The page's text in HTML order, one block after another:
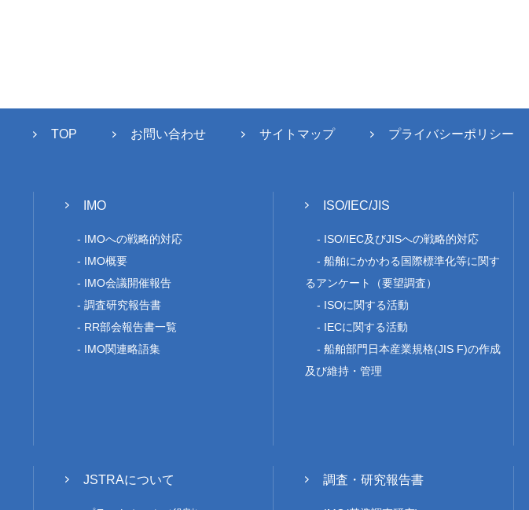
TOP お問い合わせ サイトマップ プライバシーポリシー
IMO
IMOへの戦略的対応
IMO概要
IMO会議開催報告
調査研究報告書
RR部会報告書一覧
IMO関連略語集
ISO/IEC/JIS
ISO/IEC及びJISへの戦略的対応
船舶にかかわる国際標準化等に関す
るアンケート（要望調査）
ISOに関する活動
IECに関する活動
船舶部門日本産業規格(JIS F)の作成
及び維持・管理
JSTRAについて 調査・研究報告書